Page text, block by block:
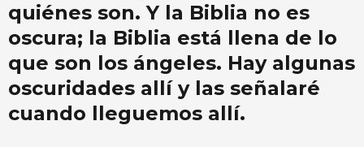
quiénes son. Y la Biblia no es
oscura; la Biblia está llena de lo
que son los ángeles. Hay algunas
oscuridades allí y las señalaré
cuando lleguemos allí.